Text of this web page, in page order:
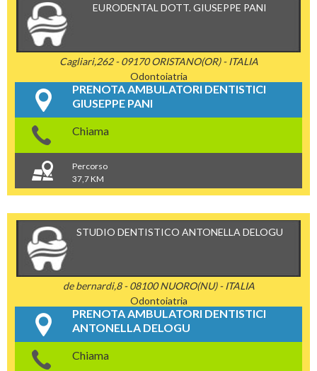
EURODENTAL DOTT. GIUSEPPE PANI
Cagliari,262 - 09170 ORISTANO(OR) - ITALIA
Odontoiatria
PRENOTA AMBULATORI DENTISTICI
GIUSEPPE PANI
Chiama
Percorso
37,7 KM
STUDIO DENTISTICO ANTONELLA DELOGU
de bernardi,8 - 08100 NUORO(NU) - ITALIA
Odontoiatria
PRENOTA AMBULATORI DENTISTICI
ANTONELLA DELOGU
Chiama